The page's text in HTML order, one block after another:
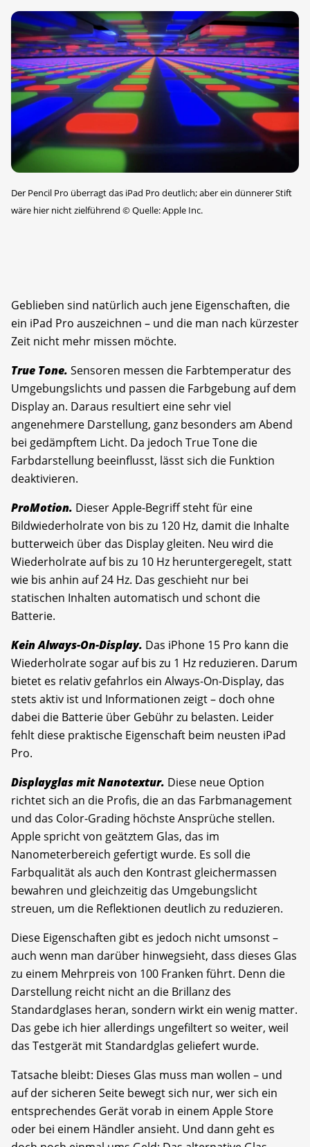
Der Pencil Pro überragt das iPad Pro deutlich; aber ein dünnerer Stift
wäre hier nicht zielführend ©Quelle: Apple Inc.
Geblieben sind natürlich auch jene Eigenschaften, die
ein iPad Pro auszeichnen – und die man nach kürzester
Zeit nicht mehr missen möchte.
True Tone. Sensoren messen die Farbtemperatur des
Umgebungslichts und passen die Farbgebung auf dem
Display an. Daraus resultiert eine sehr viel
angenehmere Darstellung, ganz besonders am Abend
bei gedämpftem Licht. Da jedoch True Tone die
Farbdarstellung beeinflusst, lässt sich die Funktion
deaktivieren.
ProMotion. Dieser Apple-Begriff steht für eine
Bildwiederholrate von bis zu 120 Hz, damit die Inhalte
butterweich über das Display gleiten. Neu wird die
Wiederholrate auf bis zu 10 Hz heruntergeregelt, statt
wie bis anhin auf 24 Hz. Das geschieht nur bei
statischen Inhalten automatisch und schont die
Batterie.
Kein Always-On-Display. Das iPhone 15 Pro kann die
Wiederholrate sogar auf bis zu 1 Hz reduzieren. Darum
bietet es relativ gefahrlos ein Always-On-Display, das
stets aktiv ist und Informationen zeigt – doch ohne
dabei die Batterie über Gebühr zu belasten. Leider
fehlt diese praktische Eigenschaft beim neusten iPad
Pro.
Displayglas mit Nanotextur. Diese neue Option
richtet sich an die Profis, die an das Farbmanagement
und das Color-Grading höchste Ansprüche stellen.
Apple spricht von geätztem Glas, das im
Nanometerbereich gefertigt wurde. Es soll die
Farbqualität als auch den Kontrast gleichermassen
bewahren und gleichzeitig das Umgebungslicht
streuen, um die Reflektionen deutlich zu reduzieren.
Diese Eigenschaften gibt es jedoch nicht umsonst –
auch wenn man darüber hinwegsieht, dass dieses Glas
zu einem Mehrpreis von 100 Franken führt. Denn die
Darstellung reicht nicht an die Brillanz des
Standardglases heran, sondern wirkt ein wenig matter.
Das gebe ich hier allerdings ungefiltert so weiter, weil
das Testgerät mit Standardglas geliefert wurde.
Tatsache bleibt: Dieses Glas muss man wollen – und
auf der sicheren Seite bewegt sich nur, wer sich ein
entsprechendes Gerät vorab in einem Apple Store
oder bei einem Händler ansieht. Und dann geht es